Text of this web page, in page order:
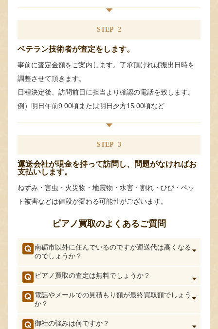
STEP 2
ベテラン技術者が査定をします。
事前に査定金額をご案内します。了承頂ければ搬出日時を
調整させて頂きます。
日程決定後、訪問前日に担当より確認の電話を致します。
例）明日午前9:00頃または明日夕方15:00頃など
STEP 3
運送会社が現金を持って訪問し、問題がなければお
支払いします。
ねずみ・害虫・火災物・地震物・水害・割れ・ひび・ペッ
ト被害などは値段が変わる可能性がございます。
ピアノ買取のよくあるご質問
南砺市以外に住んでいるのですが運送代は高くなる
のでしょうか？
ピアノ買取の査定は無料でしょうか？
電話やメールでの見積もり額が最終買取額でしょう
か？
御社の強みは何ですか？